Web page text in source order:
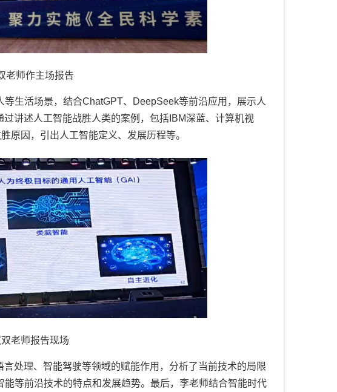
老师作主场报告
生活场景，结合ChatGPT、DeepSeek等前沿应用，展示人
讲述人工智能战胜人类的案例，包括IBM深蓝、计算机视
原因，引出人工智能定义、发展历程等。
老师报告现场
处理、智能驾驶等领域的赋能作用，分析了当前技术的局限
等前沿技术的特点和发展趋势。最后，李老师结合智能时代